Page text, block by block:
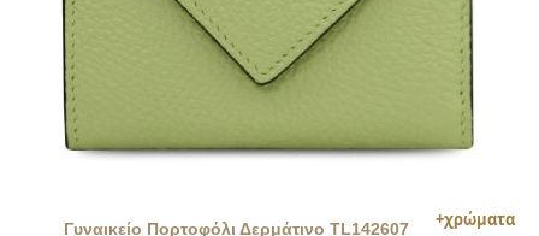
Γυναικείο Πορτοφόλι Δερμάτινο TL142607